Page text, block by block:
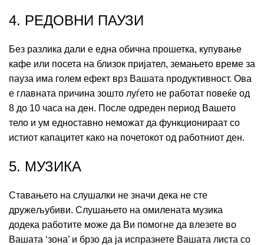
4. РЕДОВНИ ПАУЗИ
Без разлика дали е една обична прошетка, купување
кафе или посета на близок пријател, земањето време за
пауза има голем ефект врз Вашата продуктивност. Ова
е главната причина зошто луѓето не работат повеќе од
8 до 10 часа на ден. После одреден период Вашето
тело и ум едноставно неможат да функционираат со
истиот капацитет како на почетокот од работниот ден.
5. МУЗИКА
Ставањето на слушалки не значи дека не сте
дружељубиви. Слушањето на омилената музика
додека работите може да Ви помогне да влезете во
Вашата ‘зона’ и брзо да ја испразнете Вашата листа со